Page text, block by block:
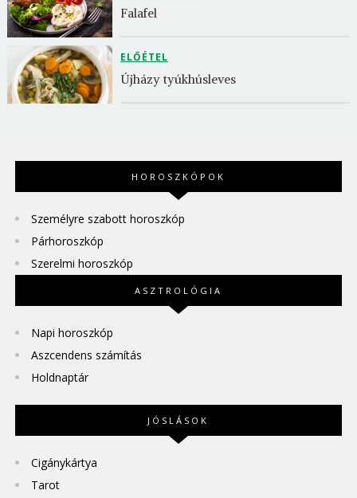
Falafel
ELŐÉTEL
Újházy tyúkhúsleves
HOROSZKÓPOK
Személyre szabott horoszkóp
Párhoroszkóp
Szerelmi horoszkóp
ASZTROLÓGIA
Napi horoszkóp
Aszcendens számítás
Holdnaptár
JÓSLÁSOK
Cigánykártya
Tarot